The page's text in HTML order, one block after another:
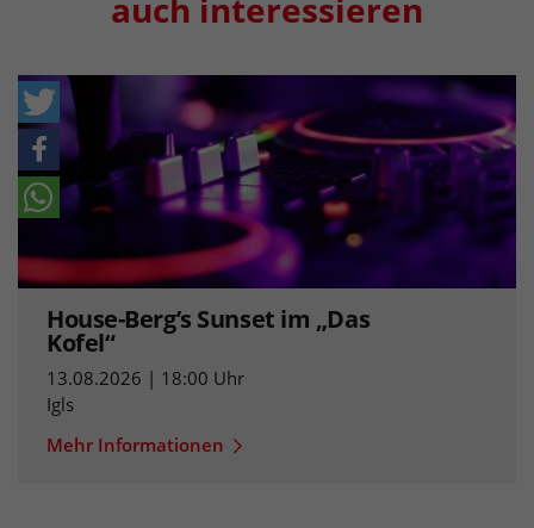
auch interessieren
House-Berg’s Sunset im „Das
Kofel“
13.08.2026 | 18:00 Uhr
Igls
Mehr Informationen